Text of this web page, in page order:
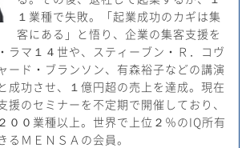
１業種で失敗。「起業成功のカギは集
客にある」と悟り、企業の集客支援を
ラマ１４世や、スティーブン・Ｒ．コヴ
ード・ブランソン、有森裕子などの講演
成功させ、１億円超の売上を達成。現在
援のセミナーを不定期で開催しており、
００業種以上。世界で上位２％のIQ所有
るＭＥＮＳＡの会員。